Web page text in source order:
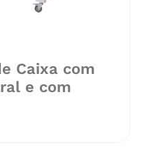
Caixa com
e com